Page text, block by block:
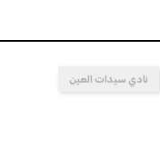
نادي سيدات العين